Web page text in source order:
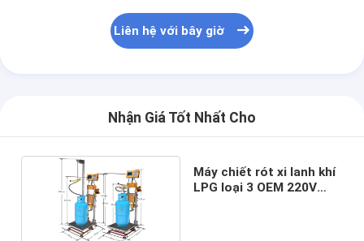
Liên hệ với bây giờ
Nhận Giá Tốt Nhất Cho
Máy chiết rót xi lanh khí
LPG loại 3 OEM 220V